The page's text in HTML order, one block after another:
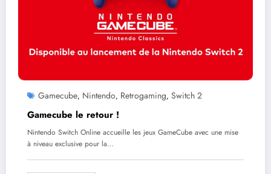
Gamecube, Nintendo, Retrogaming, Switch 2
Gamecube le retour !
Nintendo Switch Online accueille les jeux GameCube avec une mise
à niveau exclusive pour la…